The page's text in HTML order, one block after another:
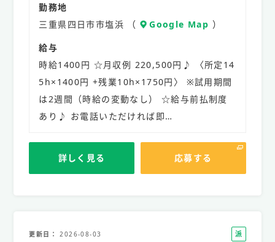
勤務地
三重県四日市市塩浜 （
Google Map ）
給与
時給1400円 ☆月収例 220,500円♪ 〈所定14
5h×1400円 +残業10h×1750円〉 ※試用期間
は2週間（時給の変動なし） ☆給与前払制度
あり♪ お電話いただければ即…
詳しく見る 応募する
更新日 2026-08-03
派